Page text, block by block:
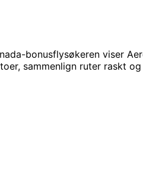
bonusflysøkeren viser
sammenlign ruter raskt